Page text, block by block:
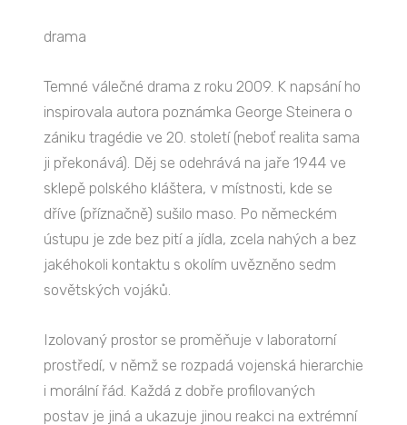
drama
Temné válečné drama z roku 2009. K napsání ho
inspirovala autora poznámka George Steinera o
zániku tragédie ve 20. století (neboť realita sama
ji překonává). Děj se odehrává na jaře 1944 ve
sklepě polského kláštera, v místnosti, kde se
dříve (příznačně) sušilo maso. Po německém
ústupu je zde bez pití a jídla, zcela nahých a bez
jakéhokoli kontaktu s okolím uvězněno sedm
sovětských vojáků.
Izolovaný prostor se proměňuje v laboratorní
prostředí, v němž se rozpadá vojenská hierarchie
i morální řád. Každá z dobře profilovaných
postav je jiná a ukazuje jinou reakci na extrémní